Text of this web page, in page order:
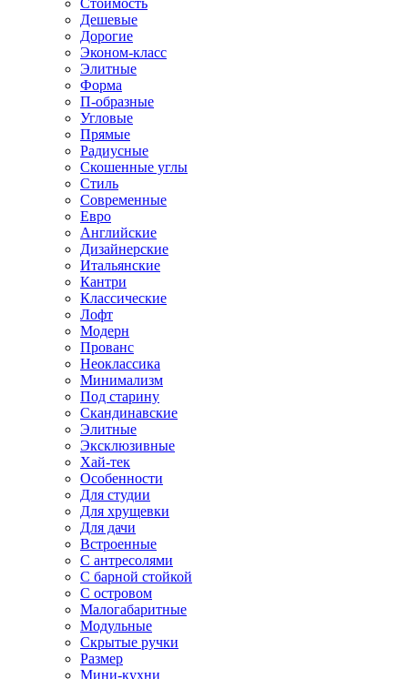
Стоимость
Дешевые
Дорогие
Эконом-класс
Элитные
Форма
П-образные
Угловые
Прямые
Радиусные
Скошенные углы
Стиль
Современные
Евро
Английские
Дизайнерские
Итальянские
Кантри
Классические
Лофт
Модерн
Прованс
Неоклассика
Минимализм
Под старину
Скандинавские
Элитные
Эксклюзивные
Хай-тек
Особенности
Для студии
Для хрущевки
Для дачи
Встроенные
С антресолями
С барной стойкой
С островом
Малогабаритные
Модульные
Скрытые ручки
Размер
Мини-кухни